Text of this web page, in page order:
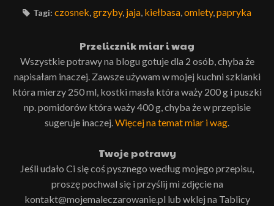
Tagi: czosnek,grzyby, jaja, kiełbasa,omlety,papryka
Przelicznik miar i wag
Wszystkie potrawy na blogu gotuje dla 2 osób, chyba że
napisałam inaczej. Zawsze używam w mojej kuchni szklanki
która mierzy 250 ml, kostki masła która waży 200 g i puszki
np. pomidorów która waży 400 g, chyba że w przepisie
sugeruje inaczej.Więcej na temat miar i wag.
Twoje potrawy
Jeśli udało Ci się coś pysznego według mojego przepisu,
proszę pochwal się i przyślij mi zdjęcie na
kontakt@mojemaleczarowanie.pl lub wklej na Tablicy